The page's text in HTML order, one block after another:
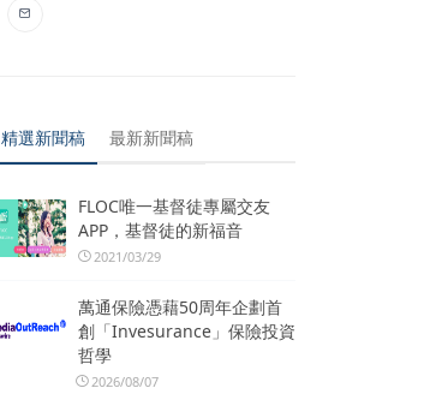
精選新聞稿 最新新聞稿
FLOC唯一基督徒專屬交友
APP，基督徒的新福音
2021/03/29
萬通保險憑藉50周年企劃首
創「Invesurance」保險投資
哲學
2026/08/07